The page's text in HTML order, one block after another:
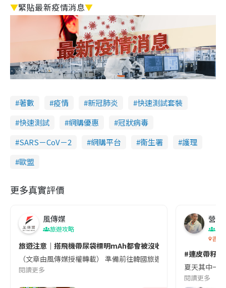
▼緊貼最新疫情消息▼
著數 疫情 新冠肺炎
快速測試套裝
快速測試
網購優惠
冠狀病毒
SARS－CoV－2
網購平台 衞生署
護理
歐盟
更多真實評價
風傳媒
旅遊攻略
旅遊注意｜搭飛機帶尿袋標明mAh都會被沒收😱出發前切記檢查
（文章由風傳媒授權轉載） 準備前往韓國旅遊的民眾，近期要
閱讀更多
營養
香港
#連皮帶籽
夏天其中一
閱讀更多